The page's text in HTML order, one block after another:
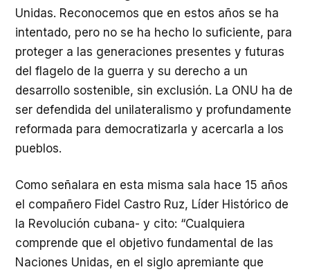
Unidas. Reconocemos que en estos años se ha
intentado, pero no se ha hecho lo suficiente, para
proteger a las generaciones presentes y futuras
del flagelo de la guerra y su derecho a un
desarrollo sostenible, sin exclusión. La ONU ha de
ser defendida del unilateralismo y profundamente
reformada para democratizarla y acercarla a los
pueblos.
Como señalara en esta misma sala hace 15 años
el compañero Fidel Castro Ruz, Líder Histórico de
la Revolución cubana- y cito: “Cualquiera
comprende que el objetivo fundamental de las
Naciones Unidas, en el siglo apremiante que